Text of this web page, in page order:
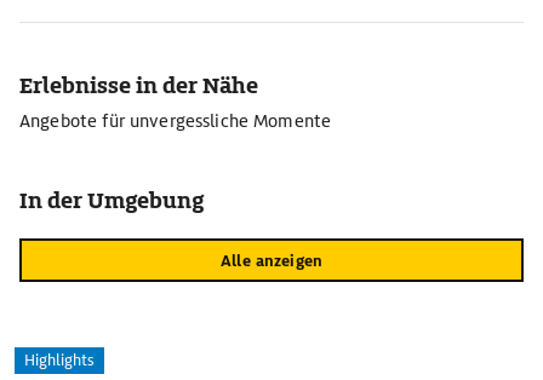
Erlebnisse in der Nähe
Angebote für unvergessliche Momente
In der Umgebung
Alle anzeigen
Highlights